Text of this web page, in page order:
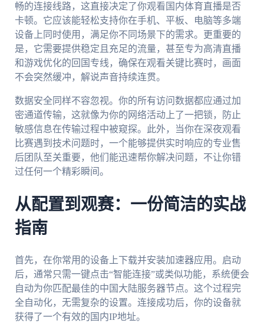
畅的连接线路，这直接决定了你观看国内体育直播是否
卡顿。它应该能轻松支持你在手机、平板、电脑等多端
设备上同时使用，满足你不同场景下的需求。更重要的
是，它需要提供稳定且充足的流量，甚至专为高清直播
和游戏优化的回国专线，确保在观看关键比赛时，画面
不会突然缓冲，解说声音持续连贯。
数据安全同样不容忽视。你的所有访问数据都应通过加
密通道传输，这就像为你的网络活动上了一把锁，防止
敏感信息在传输过程中被窥探。此外，当你在深夜观看
比赛遇到技术问题时，一个能够提供实时响应的专业售
后团队至关重要，他们能迅速帮你解决问题，不让你错
过任何一个精彩瞬间。
从配置到观赛：一份简洁的实战
指南
首先，在你常用的设备上下载并安装加速器应用。启动
后，通常只需一键点击“智能连接”或类似功能，系统便会
自动为你匹配最佳的中国大陆服务器节点。这个过程完
全自动化，无需复杂的设置。连接成功后，你的设备就
获得了一个有效的国内IP地址。